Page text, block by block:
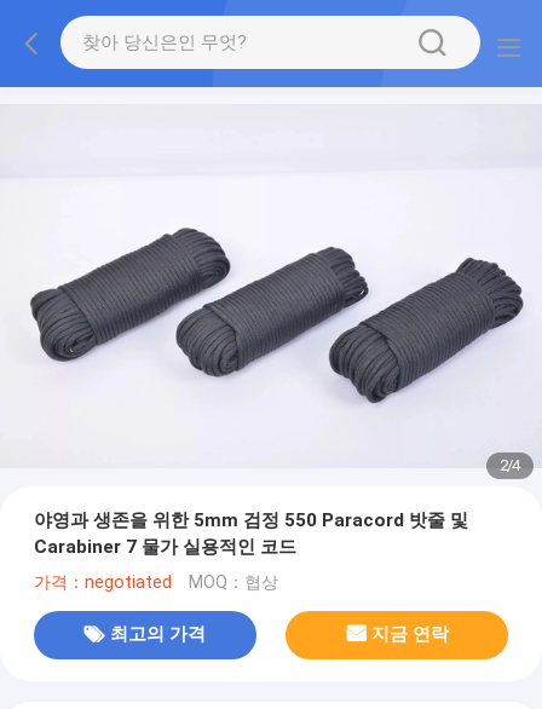
2/4
야영과 생존을 위한 5mm 검정 550 Paracord 밧줄 및
Carabiner 7 물가 실용적인 코드
가격：negotiated MOQ：협상
최고의 가격 지금 연락